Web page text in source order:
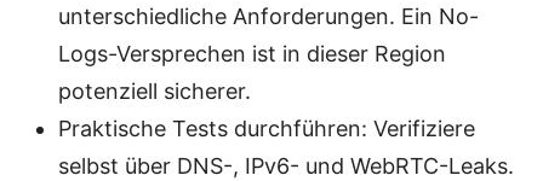
unterschiedliche Anforderungen. Ein No-
Logs-Versprechen ist in dieser Region
potenziell sicherer.
Praktische Tests durchführen: Verifiziere
selbst über DNS-, IPv6- und WebRTC-Leaks.